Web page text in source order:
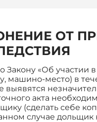
ОТ
Закону «Об
машино-место) в
выявятся
акта
(сделать себе
случае